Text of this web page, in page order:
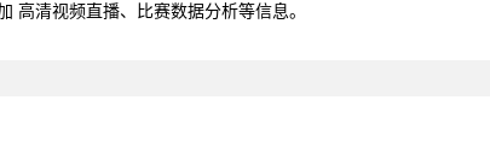
高清视频直播、比赛数据分析等信息。